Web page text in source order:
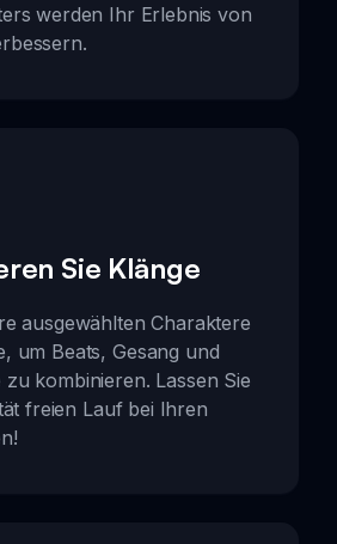
werden Ihr Erlebnis von
Sie Klänge
ausgewählten Charaktere
um Beats, Gesang und
kombinieren. Lassen Sie
freien Lauf bei Ihren